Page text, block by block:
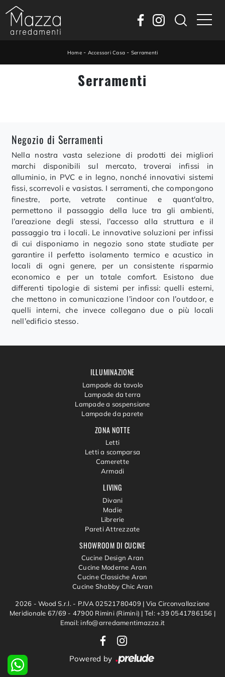
Home- Accessori Casa - Serramenti
Serramenti
Negozio di Serramenti
Nella nostra vasta selezione di prodotti dei migliori
marchi disponibili sul mercato, troverai infissi in
alluminio, in PVC e in legno, nonché innovativi sistemi
fissi, scorrevoli e vasistas. I serramenti, che compongono
finestre, porte, vetrate continue e quant'altro,
permettono il passaggio della luce tra gli ambienti,
l’areazione degli stessi, l’accesso alla struttura e il
passaggio tra i locali. Le innovative soluzioni per infissi
di cui disponiamo in negozio sono state studiate per
garantire il perfetto isolamento termico e acustico in
locali di ogni genere, per un consistente risparmio
economico e per un totale comfort. Esistono due
differenti tipologie di sistemi per infissi: quelli esterni,
che mettono in comunicazione l’indoor con l’outdoor, e
quelli interni, che invece collegano due o più locali
nell’edificio stesso.
SHOWROOM DI CUCINE
Cucine Design Aran
Cucine Moderne Aran
Cucine Classiche Aran
Cucine Shabby Chic Aran
LIVING
Divani
Madie
Librerie
Pareti Attrezzate
ZONA NOTTE
Letti
Letti a scomparsa
Camerette
Armadi
ILLUMINAZIONE
Lampade da tavolo
Lampade da terra
Lampade a sospensione
Lampade da parete
2026 - Wood S.r.l. - P.IVA 02521780409 | Via Circonvallazione
Meridionale 67/69 - 47900 Rimini (Rimini) | Tel: +39 0541786156 |
Email: info@arredamentimazza.it
Powered by